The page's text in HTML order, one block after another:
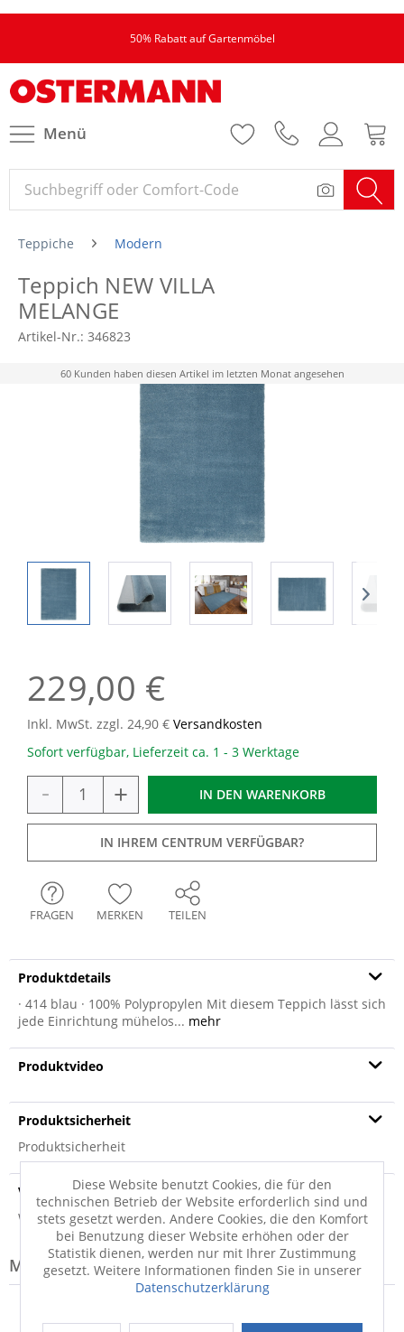
50% Rabatt auf Gartenmöbel
Menü
Teppiche Modern
Teppich NEW VILLA
MELANGE
Artikel-Nr.: 346823
60 Kunden haben diesen Artikel im letzten Monat angesehen
229,00 €
Inkl. MwSt. zzgl. 24,90 € Versandkosten
Sofort verfügbar, Lieferzeit ca. 1 - 3 Werktage
- + IN DEN WARENKORB
IN IHREM CENTRUM VERFÜGBAR?
FRAGEN MERKEN TEILEN
Produktdetails
· 414 blau · 100% Polypropylen Mit diesem Teppich lässt sich
jede Einrichtung mühelos... mehr
Produktvideo
Produktsicherheit
Produktsicherheit
Versandinfo
Weitere Informationen zum Versand...
Modell-Familie: MELANGE
Diese Website benutzt Cookies, die für den
technischen Betrieb der Website erforderlich sind und
stets gesetzt werden. Andere Cookies, die den Komfort
bei Benutzung dieser Website erhöhen oder der
Statistik dienen, werden nur mit Ihrer Zustimmung
gesetzt. Weitere Informationen finden Sie in unserer
Datenschutzerklärung